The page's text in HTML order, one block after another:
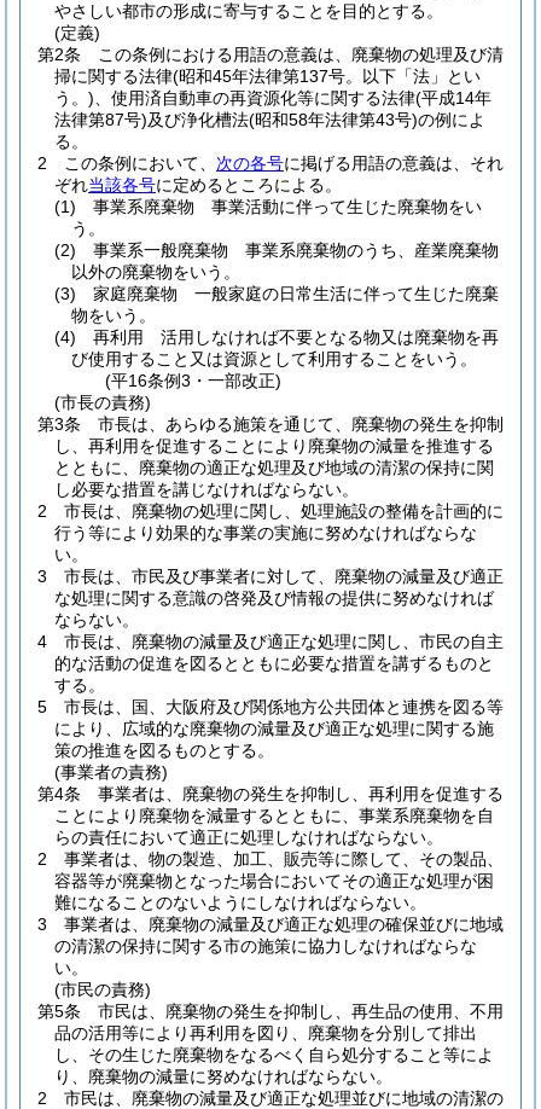
やさしい都市の形成に寄与することを目的とする。
(定義)
第2条
この条例における用語の意義は、廃棄物の処理及び清
掃に関する法律(昭和45年法律第137号。以下「法」とい
う。) 、使用済自動車の再資源化等に関する法律(平成14年
法律第87号)及び浄化槽法(昭和58年法律第43号)の例によ
る。
2
この条例において、 次の各号に掲げる用語の意義は、それ
ぞれ当該各号に定めるところによる。
(1)
事業系廃棄物 事業活動に伴って生じた廃棄物をい
う。
(2)
事業系一般廃棄物 事業系廃棄物のうち、産業廃棄物
以外の廃棄物をいう。
(3)
家庭廃棄物 一般家庭の日常生活に伴って生じた廃棄
物をいう。
(4)
再利用 活用しなければ不要となる物又は廃棄物を再
び使用すること又は資源として利用することをいう。
(平16条例3・一部改正)
(市長の責務)
第3条
市長は、あらゆる施策を通じて、廃棄物の発生を抑制
し、再利用を促進することにより廃棄物の減量を推進する
とともに、廃棄物の適正な処理及び地域の清潔の保持に関
し必要な措置を講じなければならない。
2
市長は、廃棄物の処理に関し、処理施設の整備を計画的に
行う等により効果的な事業の実施に努めなければならな
い。
3
市長は、市民及び事業者に対して、廃棄物の減量及び適正
な処理に関する意識の啓発及び情報の提供に努めなければ
ならない。
4
市長は、廃棄物の減量及び適正な処理に関し、市民の自主
的な活動の促進を図るとともに必要な措置を講ずるものと
する。
5
市長は、国、大阪府及び関係地方公共団体と連携を図る等
により、広域的な廃棄物の減量及び適正な処理に関する施
策の推進を図るものとする。
(事業者の責務)
第4条
事業者は、廃棄物の発生を抑制し、再利用を促進する
ことにより廃棄物を減量するとともに、事業系廃棄物を自
らの責任において適正に処理しなければならない。
2
事業者は、物の製造、加工、販売等に際して、その製品、
容器等が廃棄物となった場合においてその適正な処理が困
難になることのないようにしなければならない。
3
事業者は、廃棄物の減量及び適正な処理の確保並びに地域
の清潔の保持に関する市の施策に協力しなければならな
い。
(市民の責務)
第5条
市民は、廃棄物の発生を抑制し、再生品の使用、不用
品の活用等により再利用を図り、廃棄物を分別して排出
し、その生じた廃棄物をなるべく自ら処分すること等によ
り、廃棄物の減量に努めなければならない。
2
市民は、廃棄物の減量及び適正な処理並びに地域の清潔の